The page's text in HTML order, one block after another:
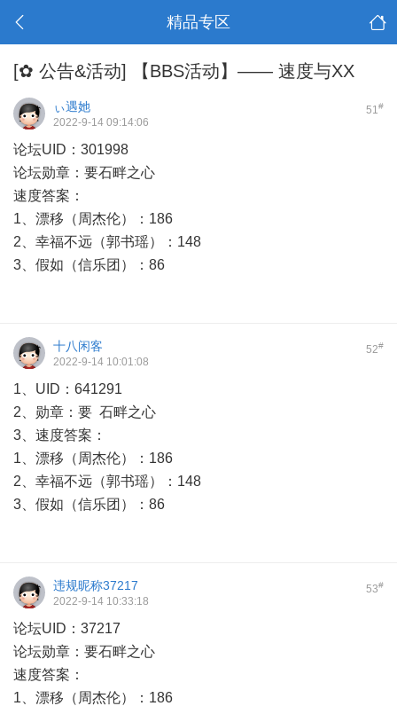
精品专区
[✿ 公告&活动] 【BBS活动】—— 速度与XX
51#
ぃ遇她
2022-9-14 09:14:06
论坛UID：301998
论坛勋章：要石畔之心
速度答案：
1、漂移（周杰伦）：186
2、幸福不远（郭书瑶）：148
3、假如（信乐团）：86
52#
十八闲客
2022-9-14 10:01:08
1、UID：641291
2、勋章：要 石畔之心
3、速度答案：
1、漂移（周杰伦）：186
2、幸福不远（郭书瑶）：148
3、假如（信乐团）：86
53#
违规昵称37217
2022-9-14 10:33:18
论坛UID：37217
论坛勋章：要石畔之心
速度答案：
1、漂移（周杰伦）：186